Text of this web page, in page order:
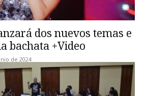
dos nuevos temas e
bachata +Video
de 2024